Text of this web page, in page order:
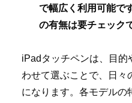
で幅広く利用可能で
の有無は要チェック
iPadタッチペンは、目的
わせて選ぶことで、日々
になります。各モデルの